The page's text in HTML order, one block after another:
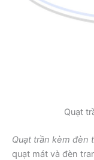
Quạt
Quạt trần kèm đèn
quạt mát và đèn